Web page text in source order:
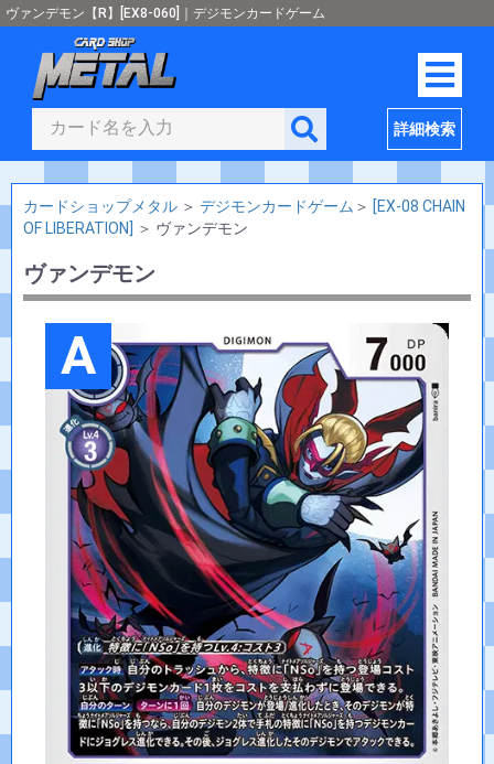
ヴァンデモン【R】[EX8-060]｜デジモンカードゲーム
詳細検索
カードショップメタル ＞ デジモンカードゲーム ＞ [EX-08 CHAIN
OF LIBERATION]
＞ ヴァンデモン
ヴァンデモン
A